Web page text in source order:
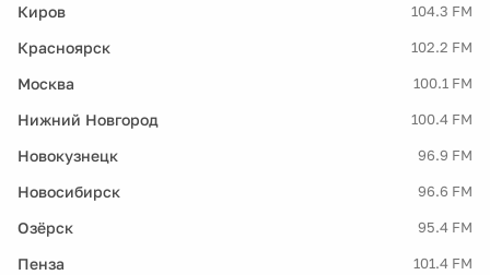
Киров 104.3 FM
Красноярск 102.2 FM
Москва 100.1 FM
Нижний Новгород 100.4 FM
Новокузнецк 96.9 FM
Новосибирск 96.6 FM
Озёрск 95.4 FM
Пенза 101.4 FM